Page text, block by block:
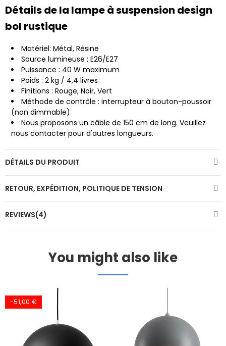
Détails de la lampe à suspension design
bol rustique
Matériel: Métal, Résine
Source lumineuse : E26/E27
Puissance : 40 W maximum
Poids : 2 kg / 4,4 livres
Finitions : Rouge, Noir, Vert
Méthode de contrôle : interrupteur à bouton-poussoir
(non dimmable)
Nous proposons un câble de 150 cm de long. Veuillez
nous contacter pour d'autres longueurs.
DÉTAILS DU PRODUIT
RETOUR, EXPÉDITION, POLITIQUE DE TENSION
REVIEWS(4)
You might also like
-51,00 €